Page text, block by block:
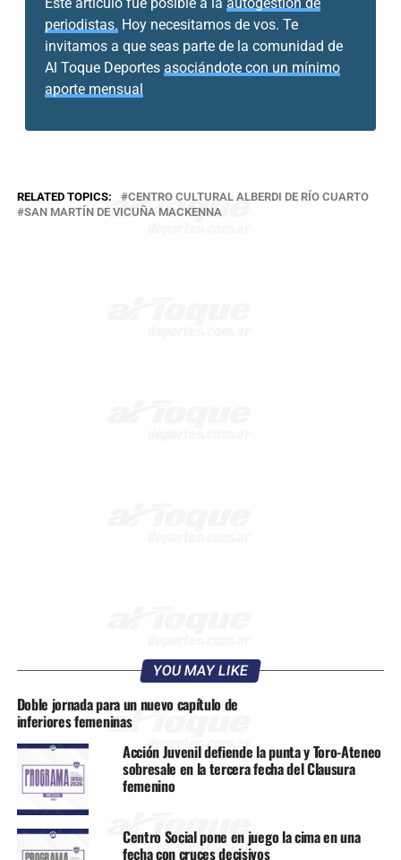
periodistas. Hoy necesitamos de vos. Te
invitamos a que seas parte de la comunidad de
Al Toque Deportes asociándote con un mínimo
aporte mensual
RELATED TOPICS:
CENTRO CULTURAL ALBERDI DE RÍO CUARTO
SAN MARTÍN DE VICUÑA MACKENNA
YOU MAY LIKE
Doble jornada para un nuevo capítulo de
inferiores femeninas
Acción Juvenil defiende la punta y Toro-Ateneo
sobresale en la tercera fecha del Clausura
femenino
Centro Social pone en juego la cima en una
fecha con cruces decisivos